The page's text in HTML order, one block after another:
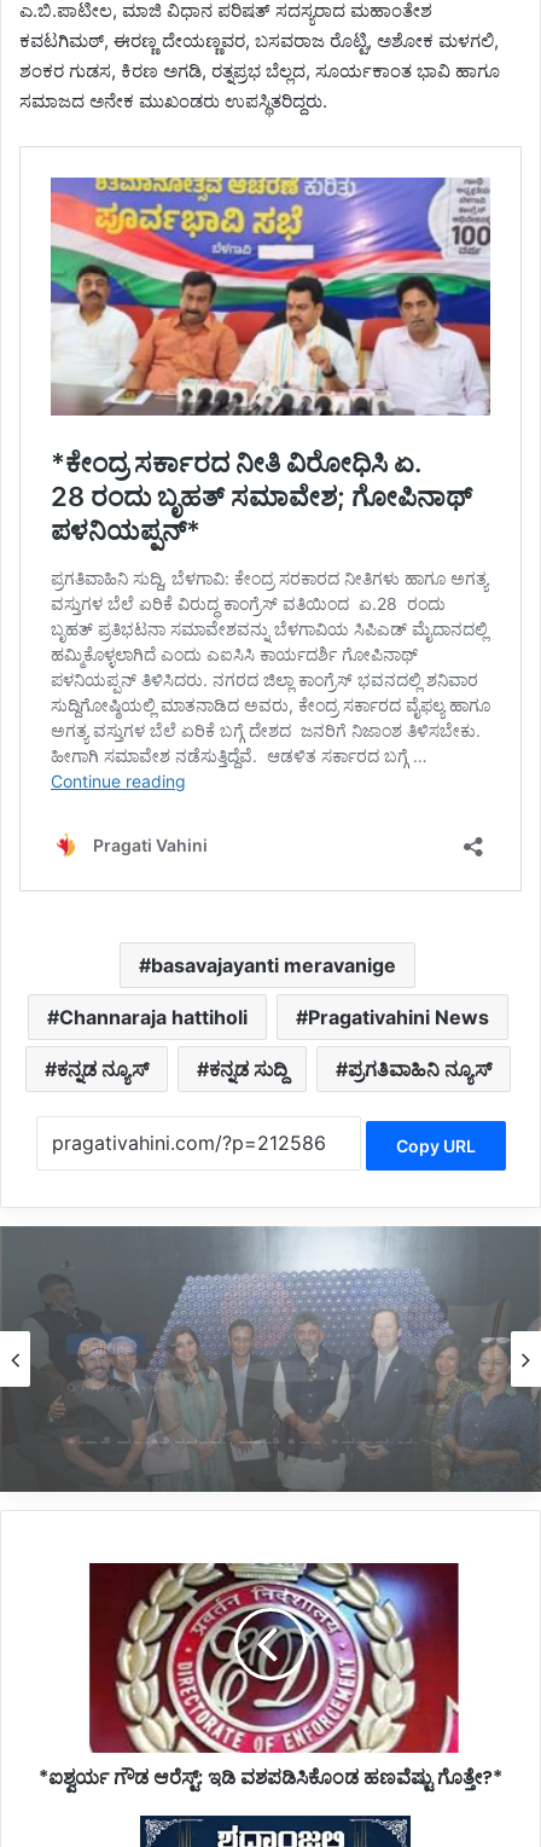
ಎ.ಬಿ.ಪಾಟೀಲ, ಮಾಜಿ ವಿಧಾನ ಪರಿಷತ್ ಸದಸ್ಯರಾದ ಮಹಾಂತೇಶ
ಕವಟಗಿಮಠ್, ಈರಣ್ಣ ದೇಯಣ್ಣವರ, ಬಸವರಾಜ ರೊಟ್ಟಿ, ಅಶೋಕ ಮಳಗಲಿ,
ಶಂಕರ ಗುಡಸ, ಕಿರಣ ಅಗಡಿ, ರತ್ನಪ್ರಭ ಬೆಲ್ಲದ, ಸೂರ್ಯಕಾಂತ ಭಾವಿ ಹಾಗೂ
ಸಮಾಜದ ಅನೇಕ ಮುಖಂಡರು ಉಪಸ್ಥಿತರಿದ್ದರು.
basavajayanti meravanige
Channaraja hattiholi Pragativahini News
ಕನ್ನಡ ನ್ಯೂಸ್ ಕನ್ನಡ ಸುದ್ದಿ ಪ್ರಗತಿವಾಹಿನಿ ನ್ಯೂಸ್
Copy URL
Tech
22 hours ago
‘ಕ್ವಾಂಟಮ್’ ತಂತ್ರಜ್ಞಾನದಲ್ಲಿ ಕರ್ನಾಟಕ ಮುಂಚೂಣಿ:
ಬೆಂಗಳೂರಿಗೆ ಪೂರ್ಣ ಪ್ರಮಾಣದ ಅಮೆರಿಕ ಕಾನ್ಸುಲೇಟ್
ಅಗತ್ಯ: ಸಿಎಂ ಡಿ.ಕೆ.ಶಿವಕುಮಾರ್
*ಐಶ್ವರ್ಯ ಗೌಡ ಆರೆಸ್ಟ್: ಇಡಿ ವಶಪಡಿಸಿಕೊಂಡ ಹಣವೆಷ್ಟು ಗೊತ್ತೇ?*